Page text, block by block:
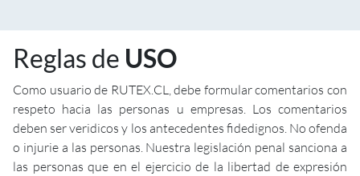
Reglas de USO
Como usuario de RUTEX.CL, debe formular comentarios con
respeto hacia las personas u empresas. Los comentarios
deben ser veridicos y los antecedentes fidedignos. No ofenda
o injurie a las personas. Nuestra legislación penal sanciona a
las personas que en el ejercicio de la libertad de expresión